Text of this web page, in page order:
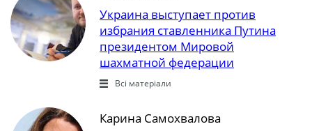
Украина выступает против
избрания ставленника Путина
президентом Мировой
шахматной федерации
Всі матеріали
Карина Самохвалова